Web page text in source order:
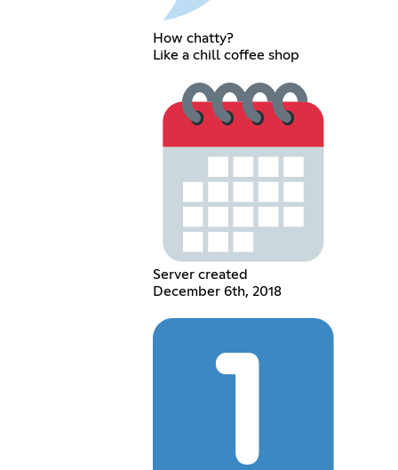
How chatty?
Like a chill coffee shop
Server created
December 6th, 2018